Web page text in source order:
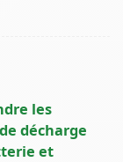
les
décharge
et